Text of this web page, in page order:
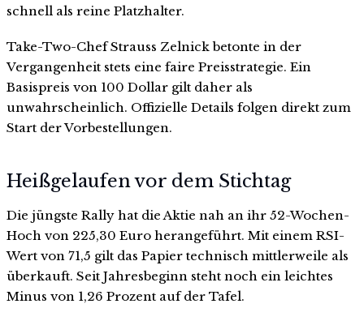
schnell als reine Platzhalter.
Take-Two-Chef Strauss Zelnick betonte in der
Vergangenheit stets eine faire Preisstrategie. Ein
Basispreis von 100 Dollar gilt daher als
unwahrscheinlich. Offizielle Details folgen direkt zum
Start der Vorbestellungen.
Heißgelaufen vor dem Stichtag
Die jüngste Rally hat die Aktie nah an ihr 52-Wochen-
Hoch von 225,30 Euro herangeführt. Mit einem RSI-
Wert von 71,5 gilt das Papier technisch mittlerweile als
überkauft. Seit Jahresbeginn steht noch ein leichtes
Minus von 1,26 Prozent auf der Tafel.